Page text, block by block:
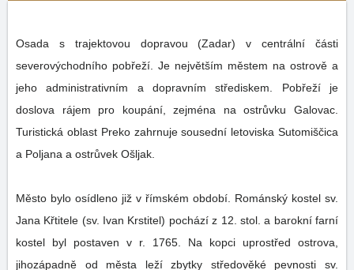
Osada s trajektovou dopravou (Zadar) v centrální části
severovýchodního pobřeží. Je největším městem na ostrově a
jeho administrativním a dopravním střediskem. Pobřeží je
doslova rájem pro koupání, zejména na ostrůvku Galovac.
Turistická oblast Preko zahrnuje sousední letoviska Sutomiščica
a Poljana a ostrůvek Ošljak.
Město bylo osídleno již v římském období. Románský kostel sv.
Jana Křtitele (sv. Ivan Krstitel) pochází z 12. stol. a barokní farní
kostel byl postaven v r. 1765. Na kopci uprostřed ostrova,
jihozápadně od města leží zbytky středověké pevnosti sv.